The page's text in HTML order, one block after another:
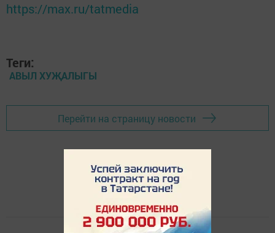
https://max.ru/tatmedia
Теги:
АВЫЛ ХУҖАЛЫГЫ
Перейти на страницу новости